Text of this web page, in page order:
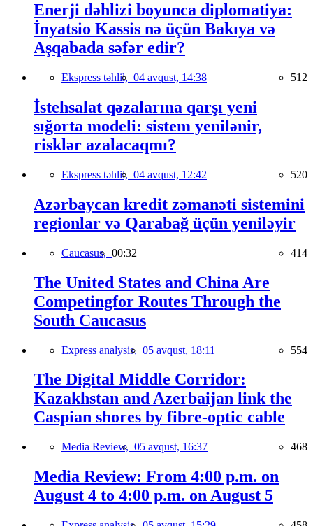
Enerji dəhlizi boyunca diplomatiya:
İnyatsio Kassis nə üçün Bakıya və
Aşqabada səfər edir?
Ekspress təhlil, 04 avqust, 14:38 512
İstehsalat qəzalarına qarşı yeni
sığorta modeli: sistem yenilənir,
risklər azalacaqmı?
Ekspress təhlil, 04 avqust, 12:42 520
Azərbaycan kredit zəmanəti sistemini
regionlar və Qarabağ üçün yeniləyir
Caucasus, 00:32 414
The United States and China Are
Competingfor Routes Through the
South Caucasus
Express analysis, 05 avqust, 18:11 554
The Digital Middle Corridor:
Kazakhstan and Azerbaijan link the
Caspian shores by fibre-optic cable
Media Review, 05 avqust, 16:37 468
Media Review: From 4:00 p.m. on
August 4 to 4:00 p.m. on August 5